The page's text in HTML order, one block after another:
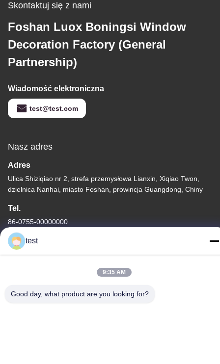
Skontaktuj się z nami
Foshan Luox Boningsi Window
Decoration Factory (General
Partnership)
Wiadomość elektroniczna
test@test.com
Nasz adres
Adres
Ulica Shiziqiao nr 2, strefa przemysłowa Lianxin, Xiqiao Twon,
dzielnica Nanhai, miasto Foshan, prowincja Guangdong, Chiny
Tel.
86-0755-00000000
test
9:35 AM
Good day, what product are you looking for?